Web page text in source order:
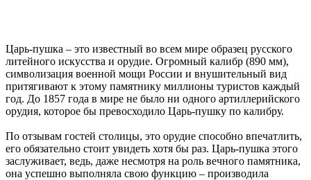
Царь-пушка – это известный во всем мире образец русского
литейного искусства и орудие. Огромный калибр (890 мм),
символизация военной мощи России и внушительный вид
притягивают к этому памятнику миллионы туристов каждый
год. До 1857 года в мире не было ни одного артиллерийского
орудия, которое бы превосходило Царь-пушку по калибру.
По отзывам гостей столицы, это орудие способно впечатлить,
его обязательно стоит увидеть хотя бы раз. Царь-пушка этого
заслуживает, ведь, даже несмотря на роль вечного памятника,
она успешно выполняла свою функцию – производила